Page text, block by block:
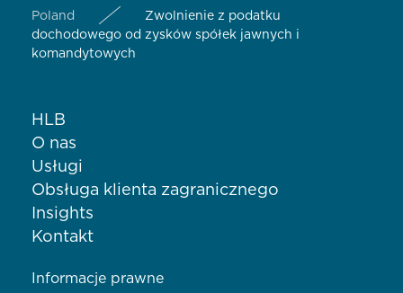
Poland
Zwolnienie z podatku
dochodowego od zysków spółek jawnych i
komandytowych
HLB
O nas
Usługi
Obsługa klienta zagranicznego
Insights
Kontakt
Informacje prawne